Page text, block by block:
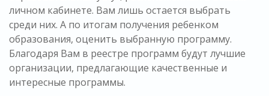
личном кабинете. Вам лишь остается выбрать
среди них. А по итогам получения ребенком
образования, оценить выбранную программу.
Благодаря Вам в реестре программ будут лучшие
организации, предлагающие качественные и
интересные программы.